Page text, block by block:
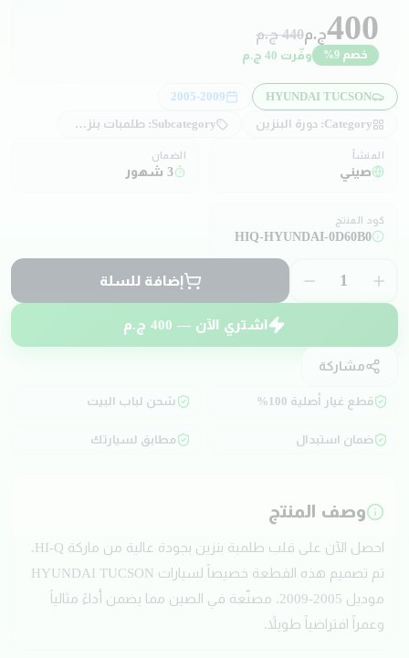
400ج.م440ج.م
خصم 9
% وفّرت 40 ج.م
HYUNDAI TUCSON
2005-2009
Category: دورة البنزين Subcategory: طلمبات بنزين و ملحقاتها
المنشأ
صيني
الضمان
3 شهور
كود المنتج
HIQ-HYUNDAI-0D60B0
1 إضافة للسلة
اشتري الآن — 400 ج.م
مشاركة
قطع غيار أصلية 100% شحن لباب البيت
ضمان استبدال مطابق لسيارتك
وصف المنتج
احصل الآن على قلب طلمبة بنزين بجودة عالية من ماركة HI-Q.
تم تصميم هذه القطعة خصيصاً لسيارات HYUNDAI TUCSON
موديل 2005-2009. مصنّعة في الصين مما يضمن أداءً مثالياً
وعمراً افتراضياً طويلاً.